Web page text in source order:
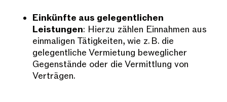
Einkünfte aus gelegentlichen
Leistungen: Hierzu zählen Einnahmen aus
einmaligen Tätigkeiten, wie z. B. die
gelegentliche Vermietung beweglicher
Gegenstände oder die Vermittlung von
Verträgen.